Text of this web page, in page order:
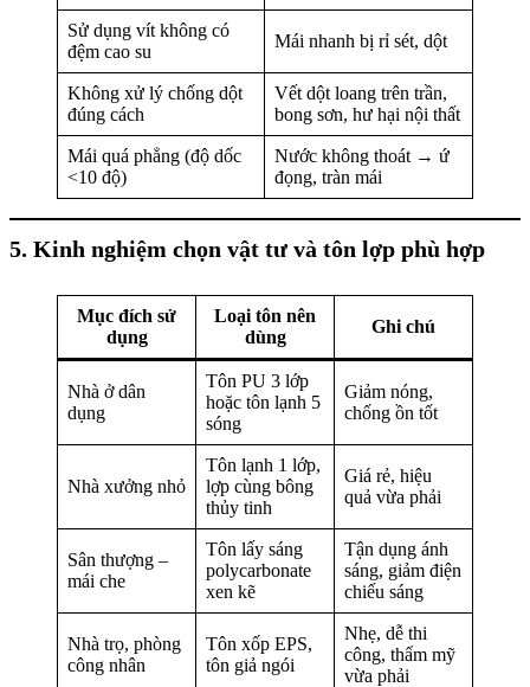
Sử dụng vít không có
đệm cao su
Mái nhanh bị rỉ sét, dột
Không xử lý chống dột
đúng cách
Vết dột loang trên trần,
bong sơn, hư hại nội thất
Mái quá phẳng (độ dốc
<10 độ)
Nước không thoát → ứ
đọng, tràn mái
5. Kinh nghiệm chọn vật tư và tôn lợp phù hợp
Mục đích sử
dụng
Loại tôn nên
dùng
Ghi chú
Nhà ở dân
dụng
Tôn PU 3 lớp
hoặc tôn lạnh 5
sóng
Giảm nóng,
chống ồn tốt
Nhà xưởng nhỏ
Tôn lạnh 1 lớp,
lợp cùng bông
thủy tinh
Giá rẻ, hiệu
quả vừa phải
Sân thượng –
mái che
Tôn lấy sáng
polycarbonate
xen kẽ
Tận dụng ánh
sáng, giảm điện
chiếu sáng
Nhà trọ, phòng
công nhân
Tôn xốp EPS,
tôn giả ngói
Nhẹ, dễ thi
công, thẩm mỹ
vừa phải